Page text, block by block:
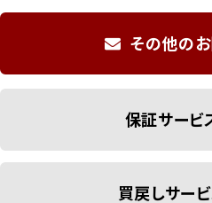
その他の
保証サービ
買戻しサー